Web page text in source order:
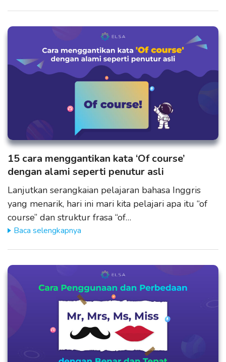
15 cara menggantikan kata ‘Of course’
dengan alami seperti penutur asli
Lanjutkan serangkaian pelajaran bahasa Inggris
yang menarik, hari ini mari kita pelajari apa itu “of
course” dan struktur frasa “of…
Baca selengkapnya